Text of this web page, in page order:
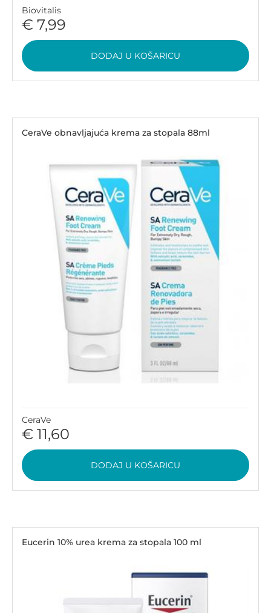
Biovitalis
€ 7,99
DODAJ U KOŠARICU
CeraVe obnavljajuća krema za stopala 88ml
CeraVe
€ 11,60
DODAJ U KOŠARICU
Eucerin 10% urea krema za stopala 100 ml